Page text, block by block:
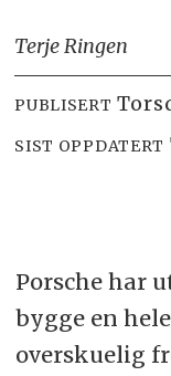
Terje Ringen
PUBLISERT
SIST OPPDATERT
Porsche har
bygge en
overskuelig